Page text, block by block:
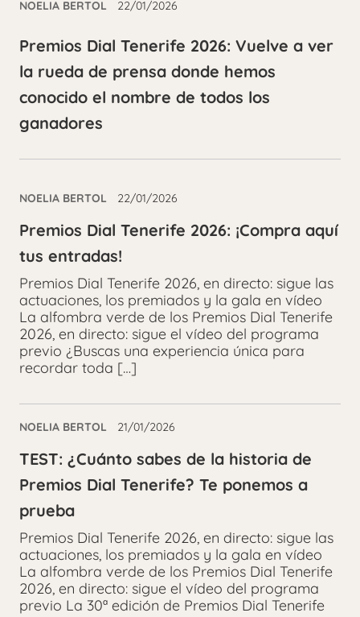
NOELIA BERTOL 22/01/2026
Premios Dial Tenerife 2026: Vuelve a ver
la rueda de prensa donde hemos
conocido el nombre de todos los
ganadores
NOELIA BERTOL 22/01/2026
Premios Dial Tenerife 2026: ¡Compra aquí
tus entradas!
Premios Dial Tenerife 2026, en directo: sigue las
actuaciones, los premiados y la gala en vídeo
La alfombra verde de los Premios Dial Tenerife
2026, en directo: sigue el vídeo del programa
previo ¿Buscas una experiencia única para
recordar toda […]
NOELIA BERTOL 21/01/2026
TEST: ¿Cuánto sabes de la historia de
Premios Dial Tenerife? Te ponemos a
prueba
Premios Dial Tenerife 2026, en directo: sigue las
actuaciones, los premiados y la gala en vídeo
La alfombra verde de los Premios Dial Tenerife
2026, en directo: sigue el vídeo del programa
previo La 30ª edición de Premios Dial Tenerife